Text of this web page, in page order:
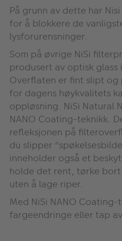
På grunn av dette har
for å blokkere de
lysforurensninger.
Som på øvrige NiSi
produsert av optisk
Overflaten er fint slipt
for dagens høykvalitets
oppløsning. NiSi Natural
NANO Coating-teknikk.
refleksjonen på
du slipper
inneholder også et
holde det rent, tørke
uten å lage riper.
Med NiSi NANO
fargeendringe eller tap